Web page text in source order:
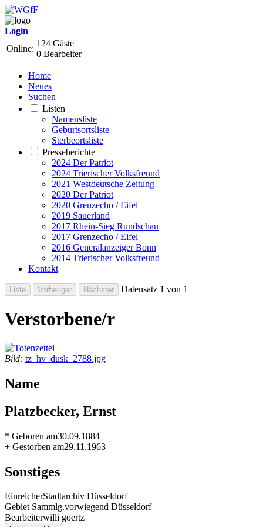
Login
Online:
124 Gäste
0 Bearbeiter
Home
Neues
Suchen
Listen
Namensliste
Geburtsortsliste
Sterbeortsliste
Presseberichte
2024 Der Patriot
2024 Trierischer Volksfreund
2021 Westdeutsche Zeitung
2020 Der Patriot
2020 Grenzecho / Eifel
2019 Sauerland
2017 Rhein-Sieg Rundschau
2017 Grenzecho / Eifel
2016 Generalanzeiger Bonn
2014 Trierischer Volksfreund
Kontakt
Datensatz 1 von 1
Verstorbene/r
Bild: tz_hv_dusk_2788.jpg
Name
Platzbecker, Ernst
* Geboren am30.09.1884
+ Gestorben am29.11.1963
Sonstiges
EinreicherStadtarchiv Düsseldorf
Gebiet Sammlg.vorwiegend Düsseldorf
Bearbeiterwilli goertz